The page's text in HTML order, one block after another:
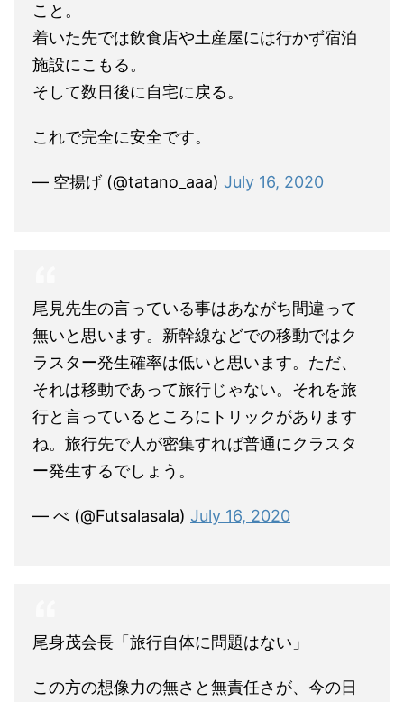
こと。
着いた先では飲食店や土産屋には行かず宿泊
施設にこもる。
そして数日後に自宅に戻る。
これで完全に安全です。
— 空揚げ (@tatano_aaa) July 16, 2020
尾見先生の言っている事はあながち間違って
無いと思います。新幹線などでの移動ではク
ラスター発生確率は低いと思います。ただ、
それは移動であって旅行じゃない。それを旅
行と言っているところにトリックがあります
ね。旅行先で人が密集すれば普通にクラスタ
ー発生するでしょう。
— べ (@Futsalasala) July 16, 2020
尾身茂会長「旅行自体に問題はない」
この方の想像力の無さと無責任さが、今の日